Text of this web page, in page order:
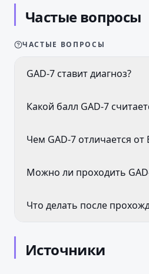
Частые вопросы
ЧАСТЫЕ ВОПРОСЫ
GAD-7 ставит диагноз?
Какой балл GAD-7
Чем GAD-7 отличается от
Можно ли проходить
Что делать после
Источники